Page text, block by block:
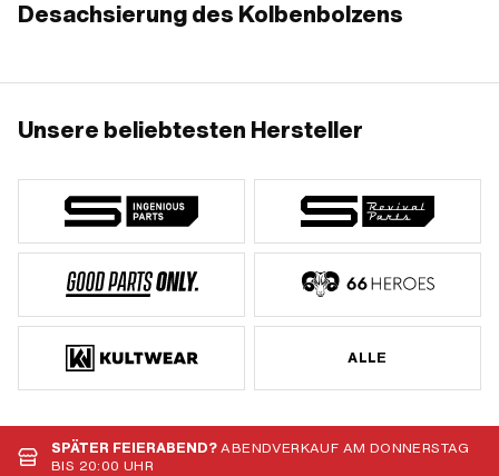
Desachsierung des Kolbenbolzens
Unsere beliebtesten Hersteller
ALLE
SPÄTER FEIERABEND?ABENDVERKAUF AM DONNERSTAG
BIS 20:00 UHR